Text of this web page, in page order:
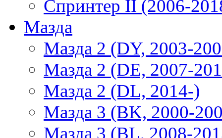
Спринтер II (2006-
Мазда
Мазда 2 (DY, 2003-
Мазда 2 (DE, 2007-
Мазда 2 (DL, 2014-)
Мазда 3 (BK, 2000-
Мазда 3 (BL, 2008-